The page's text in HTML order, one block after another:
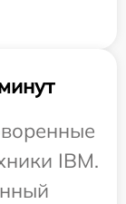
IBM.